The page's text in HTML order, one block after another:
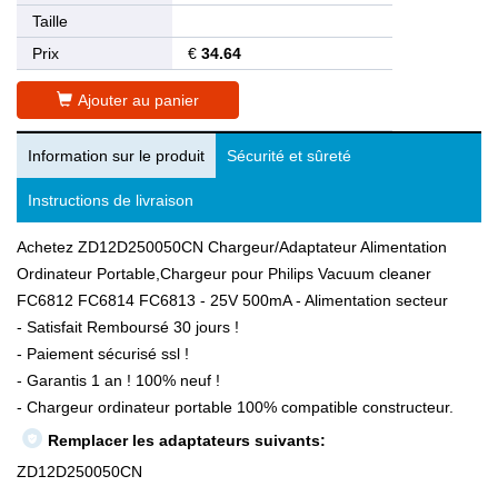
Taille
Prix
€ 34.64
Ajouter au panier
Information sur le produit Sécurité et sûreté
Instructions de livraison
Achetez ZD12D250050CN Chargeur/Adaptateur Alimentation
Ordinateur Portable,Chargeur pour Philips Vacuum cleaner
FC6812 FC6814 FC6813 - 25V 500mA - Alimentation secteur
- Satisfait Remboursé 30 jours !
- Paiement sécurisé ssl !
- Garantis 1 an ! 100% neuf !
- Chargeur ordinateur portable 100% compatible constructeur.
Remplacer les adaptateurs suivants:
ZD12D250050CN